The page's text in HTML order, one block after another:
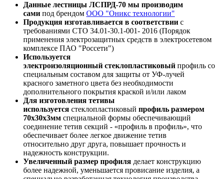
Данные лестницы ЛСПРД-70 мы производим
сами под брендом ООО "Оникс технологии"
Продукция изготавливается в соответствии с
требованиями СТО 34.01-30.1-001- 2016 (Порядок
применения электрозащитных средств в электросетевом
комплексе ПАО "Россети")
Используется
электроизоляционный стеклопластиковый профиль со
специальным составом для защиты от УФ-лучей
красного заметного цвета без необходимости
дополнительного покрытия краской и/или лаком
Для изготовления тетивы
используется стеклопластиковый профиль размером
70х30х3мм специальной формы обеспечивающий
соединение тетив секций - «профиль в профиль», что
обеспечивает более легкое движение тетив
относительно друг друга, повышает прочность и
надежность конструкции.
Увеличенный размер профиля делает конструкцию
более надежной, уменьшается провисание изделия, а